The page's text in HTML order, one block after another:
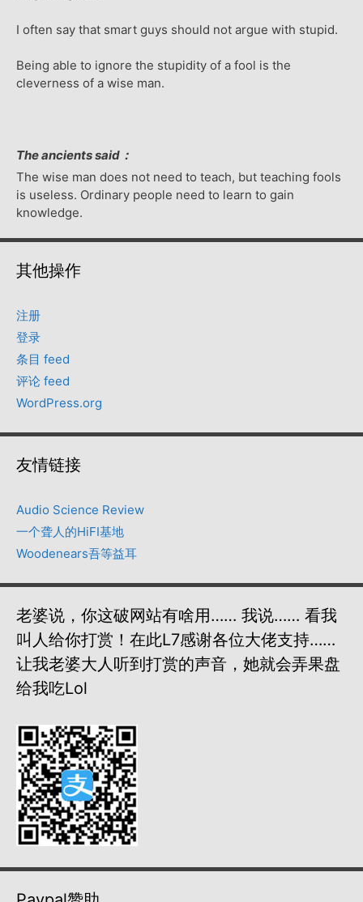
I often say that smart guys should not argue with stupid.
Being able to ignore the stupidity of a fool is the
cleverness of a wise man.
The ancients said：
The wise man does not need to teach, but teaching fools
is useless. Ordinary people need to learn to gain
knowledge.
其他操作
注册
登录
条目 feed
评论 feed
WordPress.org
友情链接
Audio Science Review
一个聋人的HiFI基地
Woodenears吾等益耳
老婆说，你这破网站有啥用…… 我说…… 看我
叫人给你打赏！在此L7感谢各位大佬支持……
让我老婆大人听到打赏的声音，她就会弄果盘
给我吃lol